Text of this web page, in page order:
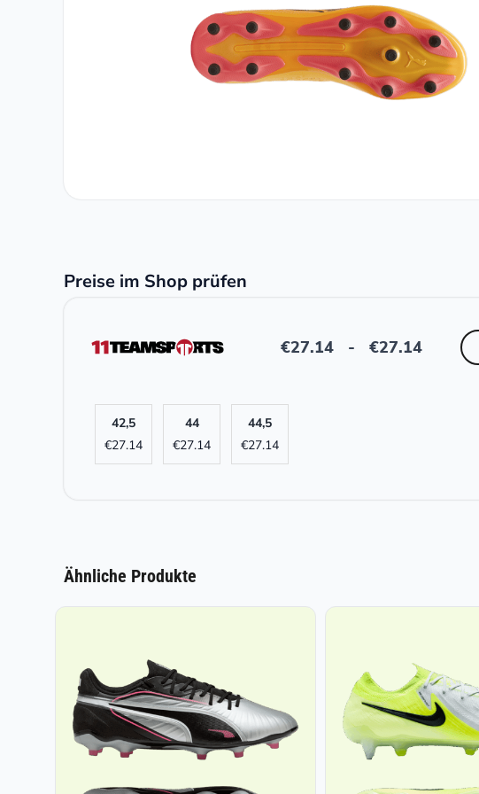
Preise im Shop prüfen
€27.14 - €27.14
42,5
€27.14
44
€27.14
44,5
€27.14
Ähnliche Produkte